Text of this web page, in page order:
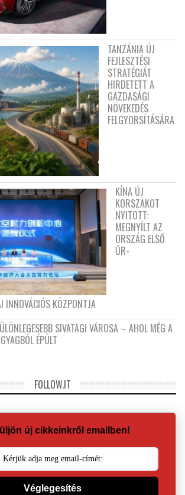
TANZÁNIA ÚJ
FEJLESZTÉSI
STRATÉGIÁT
HIRDETETT A
GAZDASÁGI
NÖVEKEDÉS
FELGYORSÍTÁSÁRA
KÍNA ÚJ
KORSZAKOT
NYITOTT:
MEGNYÍLT AZ
ORSZÁG ELSŐ
ŰR-
INNOVÁCIÓS KÖZPONTJA
SIVATAGI VÁROSA – AHOL MÉG A
ÉPÜLT
FOLLOW.IT
új cikkeinkről emailben!
Véglegesítés